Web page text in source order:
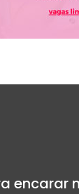
encarar